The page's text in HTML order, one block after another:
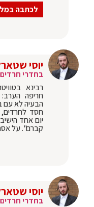
לכתבה
יוסי
בחדרי חרדים
רבינא
חריפה
הבעיה לא עם
חסד לחרדים,
יום אחד
קברם". על
יוסי
בחדרי חרדים